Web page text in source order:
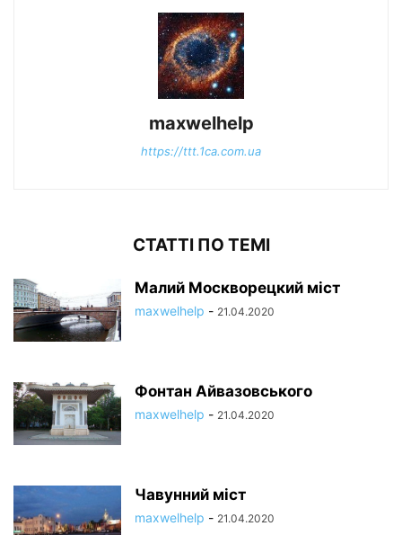
maxwelhelp
https://ttt.1ca.com.ua
СТАТТІ ПО ТЕМІ
Малий Москворецкий міст
maxwelhelp - 21.04.2020
Фонтан Айвазовського
maxwelhelp - 21.04.2020
Чавунний міст
maxwelhelp - 21.04.2020